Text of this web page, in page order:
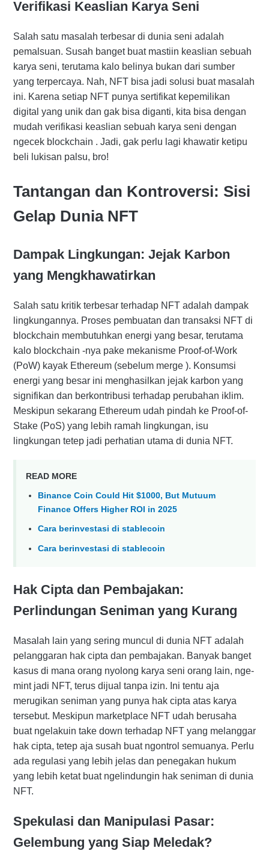
Verifikasi Keaslian Karya Seni
Salah satu masalah terbesar di dunia seni adalah
pemalsuan. Susah banget buat mastiin keaslian sebuah
karya seni, terutama kalo belinya bukan dari sumber
yang terpercaya. Nah, NFT bisa jadi solusi buat masalah
ini. Karena setiap NFT punya sertifikat kepemilikan
digital yang unik dan gak bisa diganti, kita bisa dengan
mudah verifikasi keaslian sebuah karya seni dengan
ngecek blockchain . Jadi, gak perlu lagi khawatir ketipu
beli lukisan palsu, bro!
Tantangan dan Kontroversi: Sisi
Gelap Dunia NFT
Dampak Lingkungan: Jejak Karbon
yang Mengkhawatirkan
Salah satu kritik terbesar terhadap NFT adalah dampak
lingkungannya. Proses pembuatan dan transaksi NFT di
blockchain membutuhkan energi yang besar, terutama
kalo blockchain -nya pake mekanisme Proof-of-Work
(PoW) kayak Ethereum (sebelum merge ). Konsumsi
energi yang besar ini menghasilkan jejak karbon yang
signifikan dan berkontribusi terhadap perubahan iklim.
Meskipun sekarang Ethereum udah pindah ke Proof-of-
Stake (PoS) yang lebih ramah lingkungan, isu
lingkungan tetep jadi perhatian utama di dunia NFT.
READ MORE
Binance Coin Could Hit $1000, But Mutuum
Finance Offers Higher ROI in 2025
Cara berinvestasi di stablecoin
Cara berinvestasi di stablecoin
Hak Cipta dan Pembajakan:
Perlindungan Seniman yang Kurang
Masalah lain yang sering muncul di dunia NFT adalah
pelanggaran hak cipta dan pembajakan. Banyak banget
kasus di mana orang nyolong karya seni orang lain, nge-
mint jadi NFT, terus dijual tanpa izin. Ini tentu aja
merugikan seniman yang punya hak cipta atas karya
tersebut. Meskipun marketplace NFT udah berusaha
buat ngelakuin take down terhadap NFT yang melanggar
hak cipta, tetep aja susah buat ngontrol semuanya. Perlu
ada regulasi yang lebih jelas dan penegakan hukum
yang lebih ketat buat ngelindungin hak seniman di dunia
NFT.
Spekulasi dan Manipulasi Pasar:
Gelembung yang Siap Meledak?